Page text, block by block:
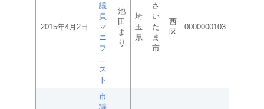
2015年4月2日
議
員
マ
ニ
フ
ェ
ス
ト
池
田
ま
り
埼
玉
県
さ
い
た
ま
市
西
区
0000000103
市
議